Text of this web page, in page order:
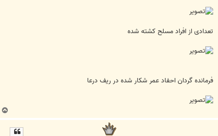
تعدادی از افراد مسلح کشته شده
فرمانده گردان احفاد عمر شکار شده در ریف درعا
ب
ا